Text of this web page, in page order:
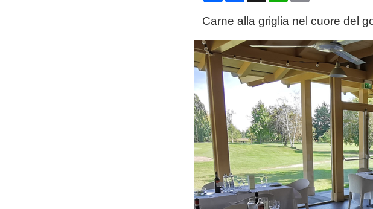
Carne alla griglia nel cuore del